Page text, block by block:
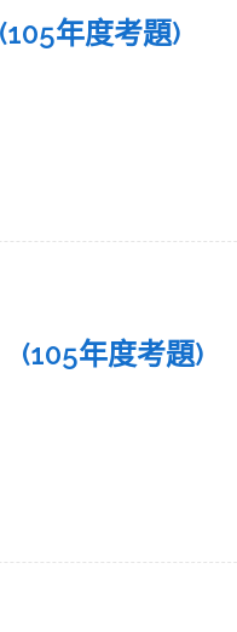
年度考題)
年度考題)